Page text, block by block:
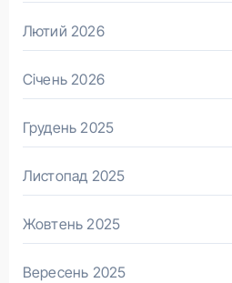
Лютий 2026
Січень 2026
Грудень 2025
Листопад 2025
Жовтень 2025
Вересень 2025